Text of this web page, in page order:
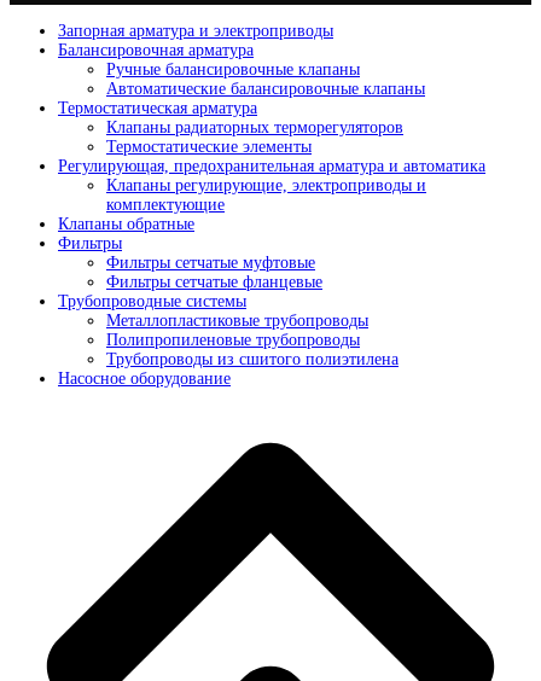
Запорная арматура и электроприводы
Балансировочная арматура
Ручные балансировочные клапаны
Автоматические балансировочные клапаны
Термостатическая арматура
Клапаны радиаторных терморегуляторов
Термостатические элементы
Регулирующая, предохранительная арматура и автоматика
Клапаны регулирующие, электроприводы и
комплектующие
Клапаны обратные
Фильтры
Фильтры сетчатые муфтовые
Фильтры сетчатые фланцевые
Трубопроводные системы
Металлопластиковые трубопроводы
Полипропиленовые трубопроводы
Трубопроводы из сшитого полиэтилена
Насосное оборудование